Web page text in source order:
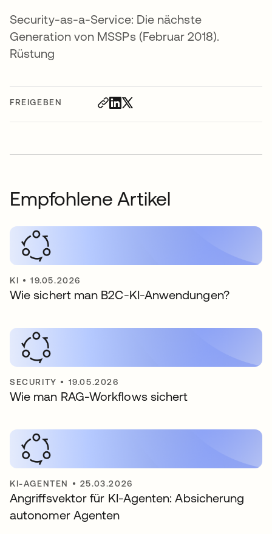
FREIGEBEN
Security-as-a-Service: Die nächste
Generation von MSSPs (Februar 2018).
Rüstung
Empfohlene Artikel
KI •19.05.2026
Wie sichert man B2C-KI-Anwendungen?
SECURITY • 19.05.2026
Wie man RAG-Workflows sichert
KI-AGENTEN • 25.03.2026
Angriffsvektor für KI-Agenten: Absicherung
autonomer Agenten